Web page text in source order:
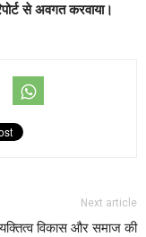
से अवगत करवाया।
Next article
विकास और समाज की